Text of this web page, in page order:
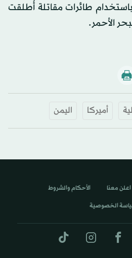
باستخدام طائرات مقاتلة أُطلقت
الأحمر.
أميركا اليمن
اعلن معنا الأحكام والشروط
الخصوصية